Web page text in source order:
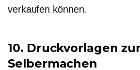
verkaufen können.
10. Druckvorlagen
Selbermachen